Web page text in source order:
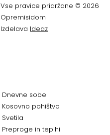
Vse pravice pridržane © 2026
Opremisidom
Izdelava Ideaz
Dnevne sobe
Kosovno pohištvo
Svetila
Preproge in tepihi